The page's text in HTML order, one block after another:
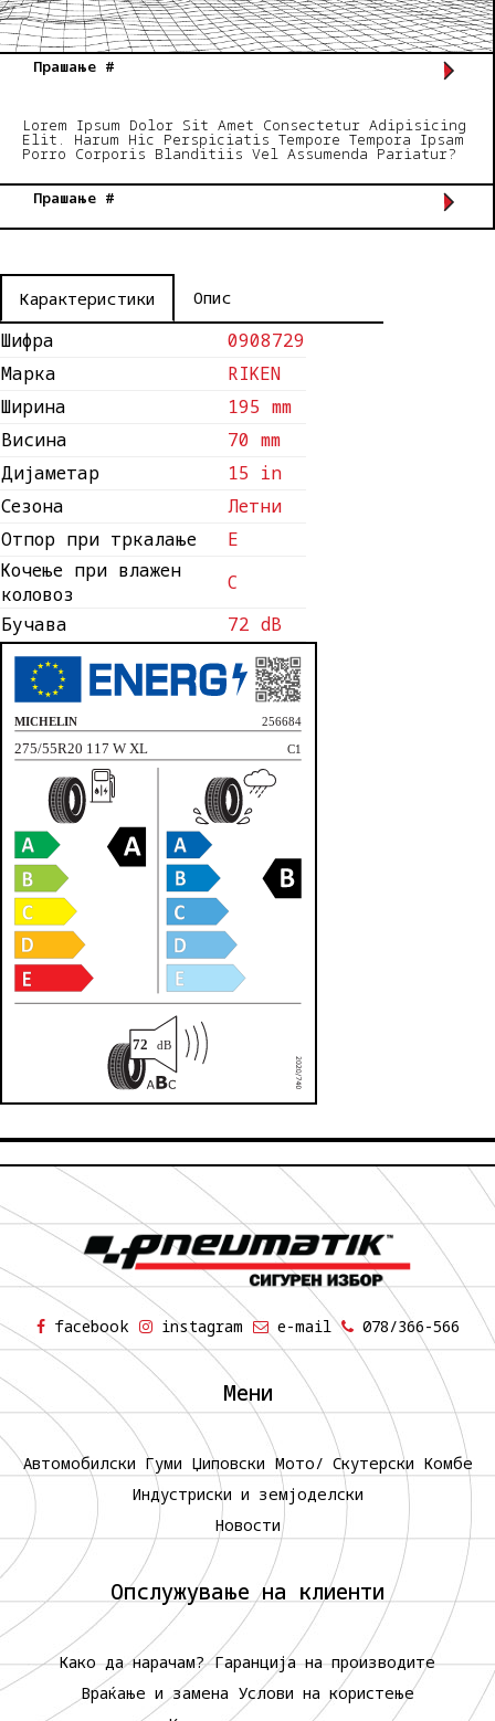
Прашање #
Lorem Ipsum Dolor Sit Amet Consectetur Adipisicing
Elit. Harum Hic Perspiciatis Tempore Tempora Ipsam
Porro Corporis Blanditiis Vel Assumenda Pariatur?
Прашање #
Карактеристики Опис
Шифра
0908729
Марка
RIKEN
Ширина
195 mm
Висина
70 mm
Дијаметар
15 in
Сезона
Летни
Отпор при тркалање
E
Кочење при влажен
коловоз
C
Бучава
72 dB
facebook instagram e-mail 078/366-566
Мени
Автомобилски Гуми Џиповски Мото/ Скутерски Комбе
Индустриски и земјоделски
Новости
Опслужување на клиенти
Како да нарачам? Гаранција на производите
Враќање и замена Услови на користење